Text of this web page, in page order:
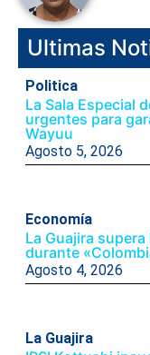
Ultimas
Politica
La Sala Especial
urgentes para
Wayuu
Agosto 5, 2026
Economía
La Guajira
durante
Agosto 4, 2026
La Guajira